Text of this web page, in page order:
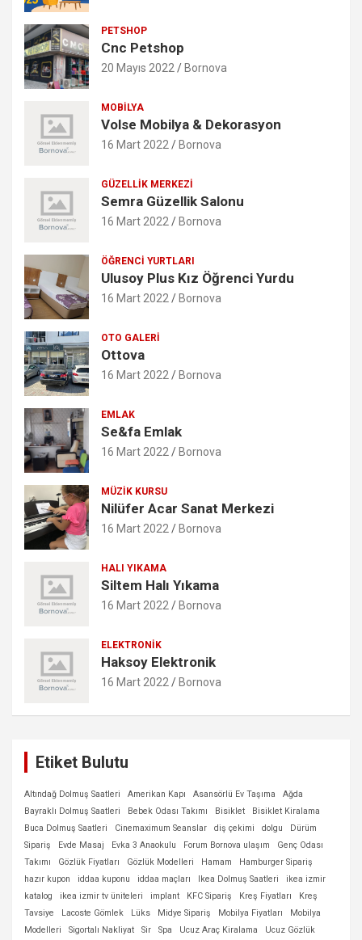
PETSHOP
Cnc Petshop
20 Mayıs 2022 Bornova
MOBILYA
Volse Mobilya & Dekorasyon
16 Mart 2022 Bornova
GÜZELLIK MERKEZI
Semra Güzellik Salonu
16 Mart 2022 Bornova
ÖĞRENCI YURTLARI
Ulusoy Plus Kız Öğrenci Yurdu
16 Mart 2022 Bornova
OTO GALERI
Ottova
16 Mart 2022 Bornova
EMLAK
Se&fa Emlak
16 Mart 2022 Bornova
MÜZIK KURSU
Nilüfer Acar Sanat Merkezi
16 Mart 2022 Bornova
HALI YIKAMA
Siltem Halı Yıkama
16 Mart 2022 Bornova
ELEKTRONIK
Haksoy Elektronik
16 Mart 2022 Bornova
Etiket Bulutu
Altındağ Dolmuş Saatleri Amerikan Kapı Asansörlü Ev Taşıma
Ağda
Bayraklı Dolmuş Saatleri
Bebek Odası Takımı Bisiklet
Bisiklet Kiralama
Buca Dolmuş Saatleri
Cinemaximum Seanslar diş çekimi dolgu
Dürüm
Sipariş
Evde Masaj Evka 3 Anaokulu Forum Bornova ulaşım
Genç Odası
Takımı
Gözlük Fiyatları Gözlük Modelleri Hamam
Hamburger Sipariş
hazır kupon
iddaa kuponu iddaa maçları Ikea Dolmuş Saatleri
ikea izmir
katalog
ikea izmir tv üniteleri implant KFC Sipariş Kreş Fiyatları
Kreş
Tavsiye
Lacoste Gömlek Lüks Midye Sipariş Mobilya Fiyatları
Mobilya
Modelleri
Sigortalı Nakliyat Sir Spa Ucuz Araç Kiralama
Ucuz Gözlük